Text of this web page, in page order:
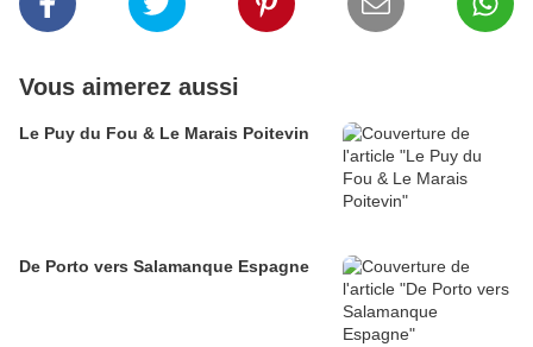
Vous aimerez aussi
Le Puy du Fou & Le Marais Poitevin
De Porto vers Salamanque Espagne